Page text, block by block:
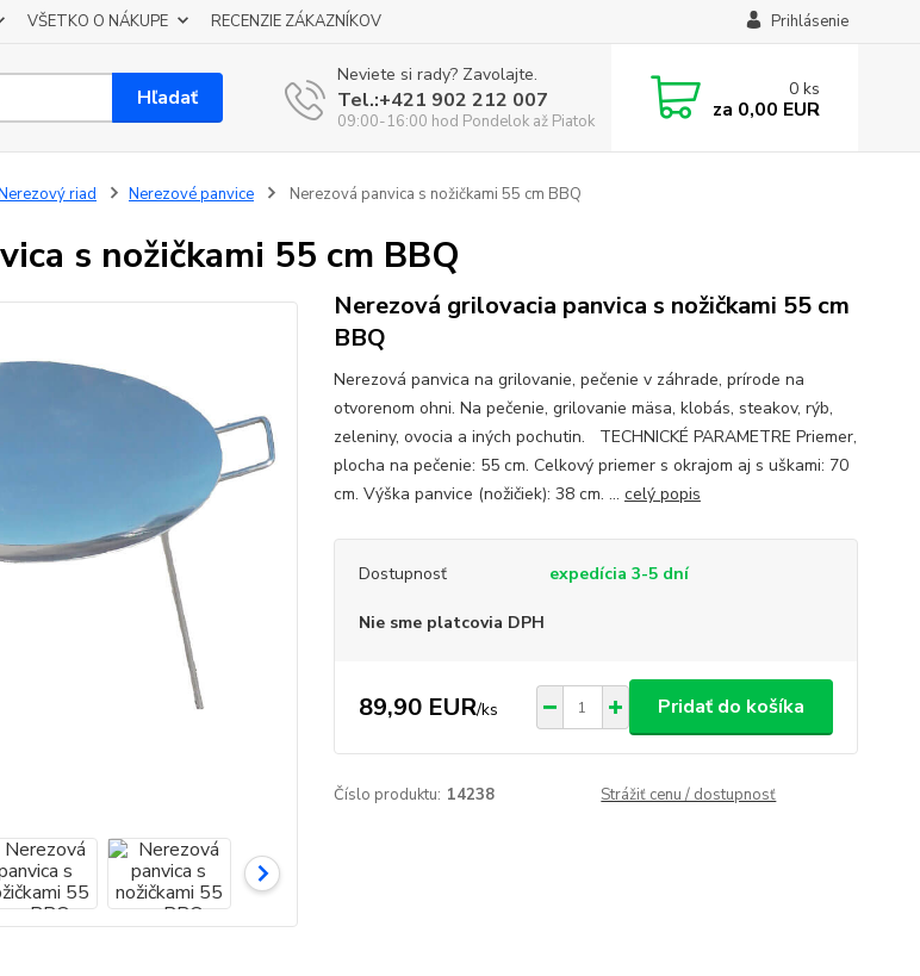
VŠETKO O NÁKUPE RECENZIE ZÁKAZNÍKOV Prihlásenie
Hľadať
Neviete si rady? Zavolajte.
Tel.:+421 902 212 007
09:00-16:00 hod Pondelok až Piatok
0 ks
za 0,00 EUR
riad Nerezové panvice Nerezová panvica s nožičkami 55 cm BBQ
s nožičkami 55 cm BBQ
Nerezová grilovacia panvica s nožičkami 55 cm
BBQ
Nerezová panvica na grilovanie, pečenie v záhrade, prírode na
otvorenom ohni. Na pečenie, grilovanie mäsa, klobás, steakov, rýb,
zeleniny, ovocia a iných pochutin. TECHNICKÉ PARAMETRE Priemer,
plocha na pečenie: 55 cm. Celkový priemer s okrajom aj s uškami: 70
cm. Výška panvice (nožičiek): 38 cm. ... celý popis
Dostupnosť expedícia 3-5 dní
Nie sme platcovia DPH
89,90 EUR/ks Pridať do košíka
Číslo produktu: 14238 Strážiť cenu / dostupnosť